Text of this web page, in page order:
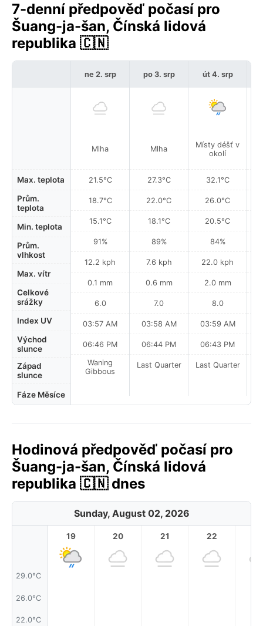
7-denní předpověď počasí pro
Šuang-ja-šan, Čínská lidová
republika 🇨🇳
Max. teplota
Prům.
teplota
Min. teplota
Prům.
vlhkost
Max. vítr
Celkové
srážky
Index UV
Východ
slunce
Západ
slunce
Fáze Měsíce
ne 2. srp
Mlha
21.5°C
18.7°C
15.1°C
91%
12.2 kph
0.1 mm
6.0
03:57 AM
06:46 PM
Waning
Gibbous
po 3. srp
Mlha
27.3°C
22.0°C
18.1°C
89%
7.6 kph
0.6 mm
7.0
03:58 AM
06:44 PM
Last Quarter
út 4. srp
Místy déšť v
okolí
32.1°C
26.0°C
20.5°C
84%
22.0 kph
2.0 mm
8.0
03:59 AM
06:43 PM
Last Quarter
Hodinová předpověď počasí pro
Šuang-ja-šan, Čínská lidová
republika 🇨🇳 dnes
Sunday, August 02, 2026
29.0°C
26.0°C
22.0°C
19 20 21 22